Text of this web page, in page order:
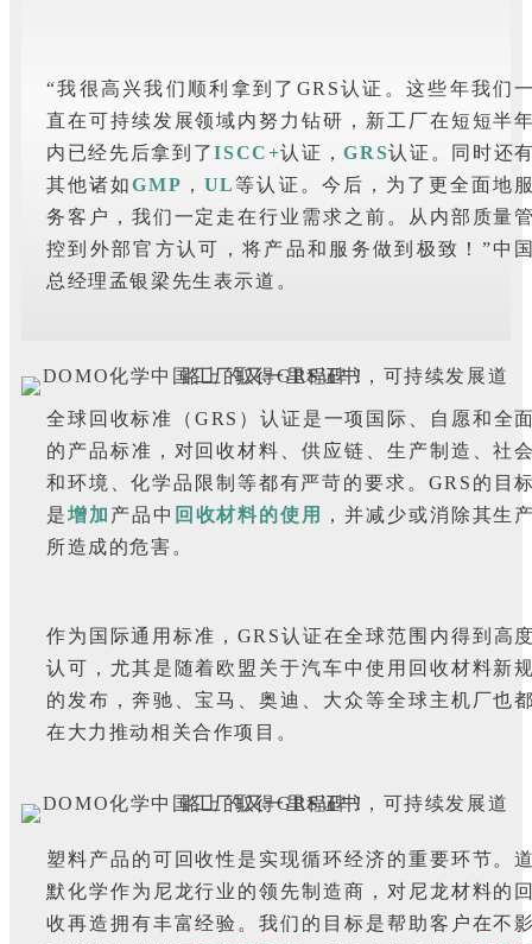
“我很高兴我们顺利拿到了GRS认证。这些年我们
直在可持续发展领域内努力钻研，新工厂在短短半
内已经先后拿到了ISCC+认证，GRS认证。同时还
其他诸如GMP ， UL等认证。今后，为了更全面地
务客户，我们一定走在行业需求之前。从内部质量
控到外部官方认可，将产品和服务做到极致！”中
总经理孟银梁先生表示道。
全球回收标准（GRS）认证是一项国际、自愿和全
的产品标准，对回收材料、供应链、生产制造、社
和环境、化学品限制等都有严苛的要求。GRS的目
是增加 产品中 回收材料的使用
，并减少或消除其生
所造成的危害。
作为国际通用标准，GRS认证在全球范围内得到高
认可，尤其是随着欧盟关于汽车中使用回收材料新
的发布，奔驰、宝马、奥迪、大众等全球主机厂也
在大力推动相关合作项目。
塑料产品的可回收性是实现循环经济的重要环节。
默化学作为尼龙行业的领先制造商，对尼龙材料的
收再造拥有丰富经验。我们的目标是帮助客户在不